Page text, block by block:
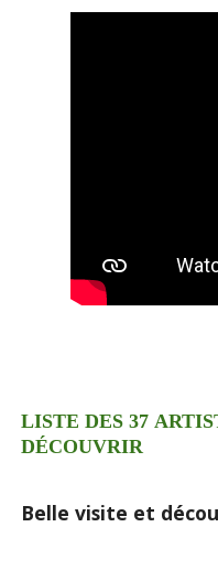
LISTE DES 37
DÉCOUVRIR
Belle visite et